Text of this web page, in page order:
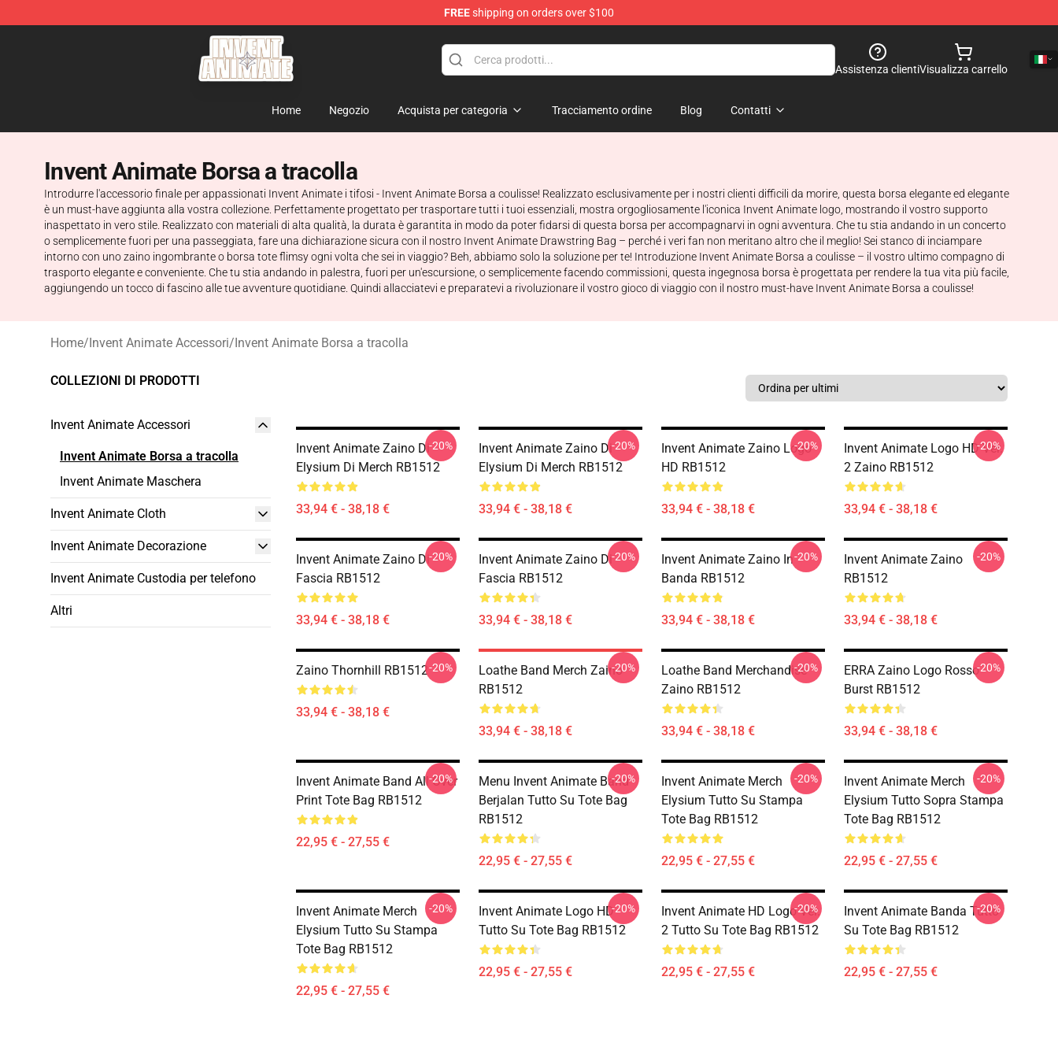
FREEshipping on orders over $100
Invent Animate Shop - Official Invent Animate Merchandise Store
Assistenza clientiVisualizza carrello
Home Negozio Acquista per categoria Tracciamento ordine Blog Contatti
Invent Animate Borsa a tracolla
Introdurre l'accessorio finale per appassionati Invent Animate i tifosi - Invent Animate Borsa a coulisse! Realizzato esclusivamente per i nostri clienti difficili da morire, questa borsa elegante ed elegante
è un must-have aggiunta alla vostra collezione. Perfettamente progettato per trasportare tutti i tuoi essenziali, mostra orgogliosamente l'iconica Invent Animate logo, mostrando il vostro supporto
inaspettato in vero stile. Realizzato con materiali di alta qualità, la durata è garantita in modo da poter fidarsi di questa borsa per accompagnarvi in ogni avventura. Che tu stia andando in un concerto
o semplicemente fuori per una passeggiata, fare una dichiarazione sicura con il nostro Invent Animate Drawstring Bag – perché i veri fan non meritano altro che il meglio! Sei stanco di inciampare
intorno con uno zaino ingombrante o borsa tote flimsy ogni volta che sei in viaggio? Beh, abbiamo solo la soluzione per te! Introduzione Invent Animate Borsa a coulisse – il vostro ultimo compagno di
trasporto elegante e conveniente. Che tu stia andando in palestra, fuori per un'escursione, o semplicemente facendo commissioni, questa ingegnosa borsa è progettata per rendere la tua vita più facile,
aggiungendo un tocco di fascino alle tue avventure quotidiane. Quindi allacciatevi e preparatevi a rivoluzionare il vostro gioco di viaggio con il nostro must-have Invent Animate Borsa a coulisse!
Home/Invent Animate Accessori/Invent Animate Borsa a tracolla
COLLEZIONI DI PRODOTTI
Invent Animate Accessori
Invent Animate Borsa a tracolla
Invent Animate Maschera
Invent Animate Cloth
Invent Animate Decorazione
Invent Animate Custodia per telefono
Altri
Invent Animate Zaino Di
Elysium Di Merch RB1512
33,94 € - 38,18 €
-20%
Invent Animate Zaino Di
Elysium Di Merch RB1512
33,94 € - 38,18 €
-20%
Invent Animate Zaino Logo
HD RB1512
33,94 € - 38,18 €
-20%
Invent Animate Logo HD Ver.
2 Zaino RB1512
33,94 € - 38,18 €
-20%
Invent Animate Zaino Di
Fascia RB1512
33,94 € - 38,18 €
-20%
Invent Animate Zaino Di
Fascia RB1512
33,94 € - 38,18 €
-20%
Invent Animate Zaino In
Banda RB1512
33,94 € - 38,18 €
-20%
Invent Animate Zaino
RB1512
33,94 € - 38,18 €
-20%
Zaino Thornhill RB1512
33,94 € - 38,18 €
-20%
Loathe Band Merch Zaino
RB1512
33,94 € - 38,18 €
-20%
Loathe Band Merchandise
Zaino RB1512
33,94 € - 38,18 €
-20%
ERRA Zaino Logo Rosso
Burst RB1512
33,94 € - 38,18 €
-20%
Invent Animate Band All Over
Print Tote Bag RB1512
22,95 € - 27,55 €
-20%
Menu Invent Animate Band
Berjalan Tutto Su Tote Bag
RB1512
22,95 € - 27,55 €
-20%
Invent Animate Merch
Elysium Tutto Su Stampa
Tote Bag RB1512
22,95 € - 27,55 €
-20%
Invent Animate Merch
Elysium Tutto Sopra Stampa
Tote Bag RB1512
22,95 € - 27,55 €
-20%
Invent Animate Merch
Elysium Tutto Su Stampa
Tote Bag RB1512
22,95 € - 27,55 €
-20%
Invent Animate Logo HD
Tutto Su Tote Bag RB1512
22,95 € - 27,55 €
-20%
Invent Animate HD Logo Ver.
2 Tutto Su Tote Bag RB1512
22,95 € - 27,55 €
-20%
Invent Animate Banda Tutto
Su Tote Bag RB1512
22,95 € - 27,55 €
-20%